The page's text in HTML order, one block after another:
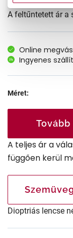
A feltűntetett ár a
Online
Ingyenes
Méret:
A teljes ár a
függően kerül
Dioptriás lencse